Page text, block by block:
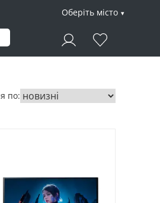
Оберіть місто
по: